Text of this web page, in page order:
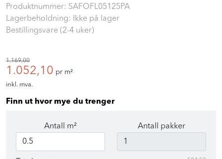
Produktnummer: SAFOFL05125PA
Lagerbeholdning: Ikke på lager
Bestillingsvare (2-4 uker)
1.169,00
1.052,10 pr m²
inkl. mva.
Finn ut hvor mye du trenger
Antall m² Antall pakker